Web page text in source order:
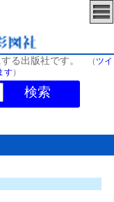
る出版社です。 （ ツイ
す）
検索